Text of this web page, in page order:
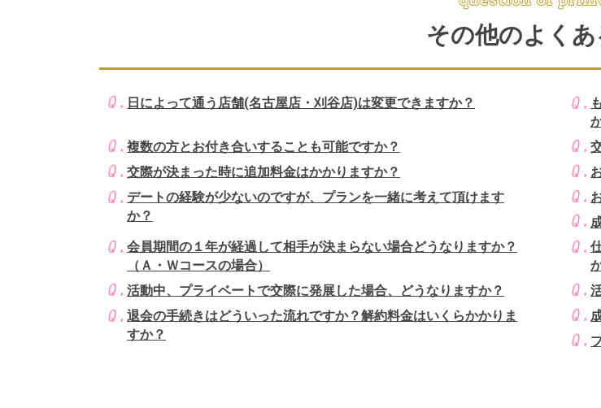
その他のよくあ
日によって通う店舗(名古屋店・刈谷店)は変更できますか？
複数の方とお付き合いすることも可能ですか？
交際が決まった時に追加料金はかかりますか？
デートの経験が少ないのですが、プランを一緒に考えて頂けます
か？
会員期間の１年が経過して相手が決まらない場合どうなりますか？
（Ａ・Ｗコースの場合）
活動中、プライベートで交際に発展した場合、どうなりますか？
退会の手続きはどういった流れですか？解約料金はいくらかかりま
すか？